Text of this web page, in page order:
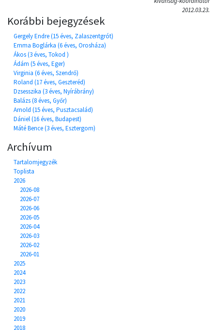
2012.03.23.
Korábbi bejegyzések
Gergely Endre (15 éves, Zalaszentgrót)
Emma Boglárka (6 éves, Orosháza)
Ákos (3 éves, Tokod )
Ádám (5 éves, Eger)
Virginia (6 éves, Szendrő)
Roland (17 éves, Geszteréd)
Dzsesszika (3 éves, Nyírábrány)
Balázs (8 éves, Győr)
Arnold (15 éves, Pusztacsalád)
Dániel (16 éves, Budapest)
Máté Bence (3 éves, Esztergom)
Archívum
Tartalomjegyzék
Toplista
2026
2026-08
2026-07
2026-06
2026-05
2026-04
2026-03
2026-02
2026-01
2025
2024
2023
2022
2021
2020
2019
2018